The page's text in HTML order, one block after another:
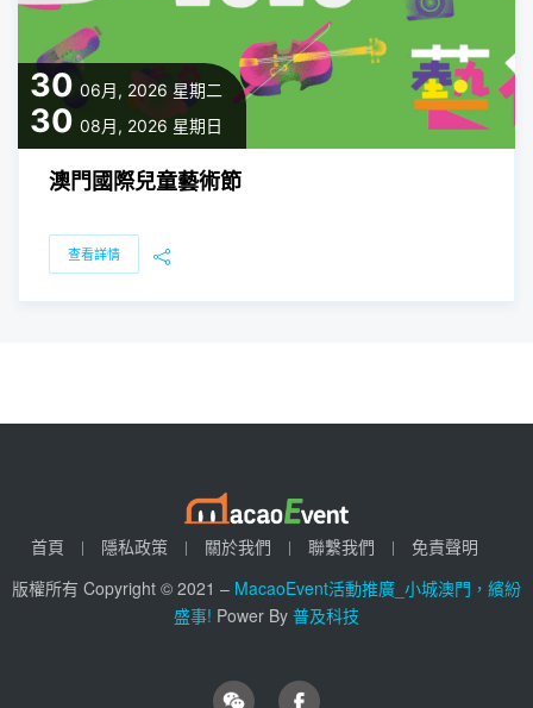
30 06月, 2026 星期二
30 08月, 2026 星期日
澳門國際兒童藝術節
查看詳情
首頁 隱私政策 關於我們 聯繫我們
免責聲明
版權所有 Copyright © 2021 – MacaoEvent活動推廣_小城澳門，繽紛
盛事! Power By 普及科技